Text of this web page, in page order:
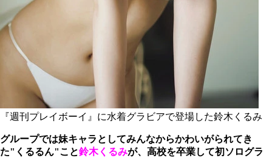
『週刊プレイボーイ』に水着グラビアで登場した鈴木くるみ
グループでは妹キャラとしてみんなからかわいがられてき
た"くるるん"こと鈴木くるみが、高校を卒業して初ソログラ